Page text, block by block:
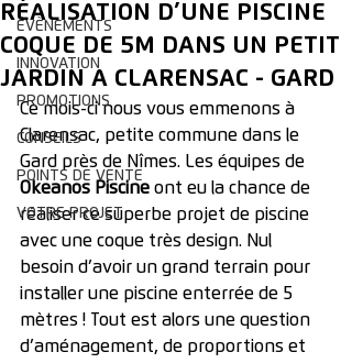
ÉVÈNEMENTS
INNOVATION
PROMOTIONS
CONSEILS
POINTS DE VENTE
VOTRE PROJET
RÉALISATION D’UNE PISCINE
COQUE DE 5M DANS UN PETIT
JARDIN A CLARENSAC - GARD
Ce mois-ci nous vous emmenons à
Clarensac, petite commune dans le
Gard près de Nîmes. Les équipes de
Okeanos Piscine ont eu la chance de
réaliser ce superbe projet de piscine
avec une coque très design. Nul
besoin d’avoir un grand terrain pour
installer une piscine enterrée de 5
mètres ! Tout est alors une question
d’aménagement, de proportions et